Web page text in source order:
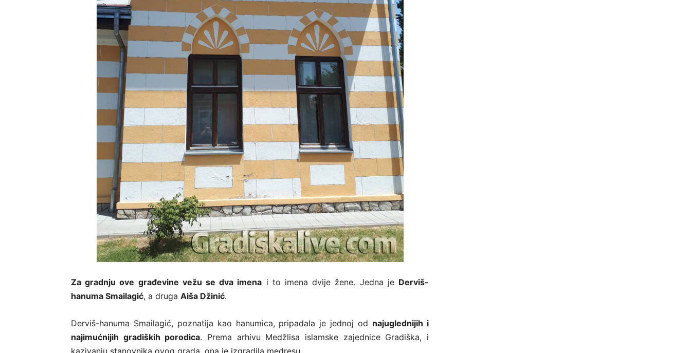
Za gradnju ove građevine vežu se dva imena i to imena dvije žene. Jedna je Derviš-
hanuma Smailagić, a druga Aiša Džinić.
Derviš-hanuma Smailagić, poznatija kao hanumica, pripadala je jednoj od najuglednijih i
najimućnijih gradiških porodica. Prema arhivu Medžlisa islamske zajednice Gradiška, i
kazivanju stanovnika ovog grada, ona je izgradila medresu.